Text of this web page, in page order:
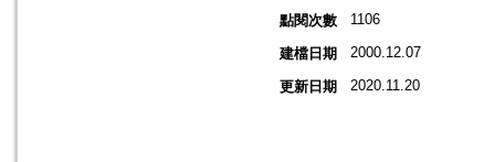
點閱次數
1106
建檔日期 2000.12.07
更新日期 2020.11.20